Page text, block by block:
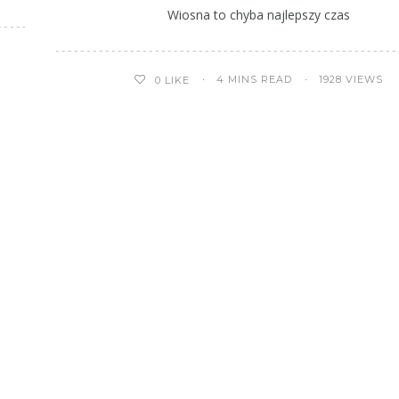
Wiosna to chyba najlepszy czas
0 LIKE 4 MINS READ 1928 VIEWS